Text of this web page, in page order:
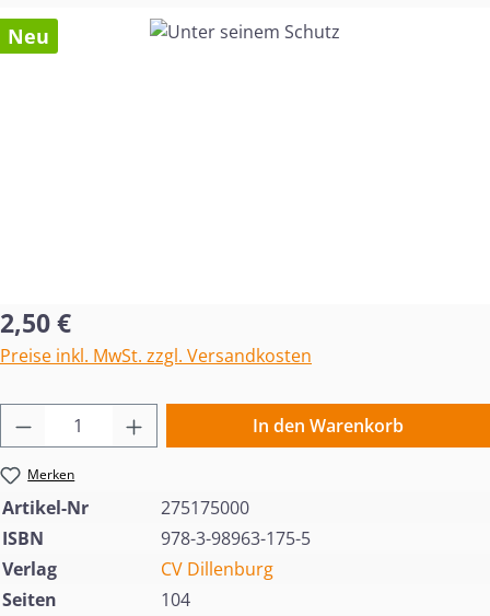
Neu
Bildergalerie überspringen
Regulärer Preis:
2,50 €
Preise inkl. MwSt. zzgl. Versandkosten
Produkt Anzahl: Gib den gewünschten
In den Warenkorb
Merken
Artikel-Nr
275175000
ISBN
978-3-98963-175-5
Verlag
CV Dillenburg
Seiten
104